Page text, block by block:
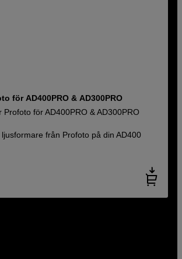
för AD400PRO & AD300PRO
Profoto för AD400PRO & AD300PRO
från Profoto på din AD400